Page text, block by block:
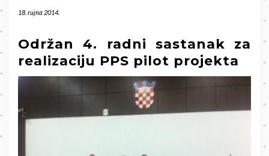
18. rujna 2014.
Održan 4. radni sastanak za
realizaciju PPS pilot projekta